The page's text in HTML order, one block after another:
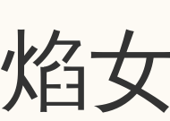
焰